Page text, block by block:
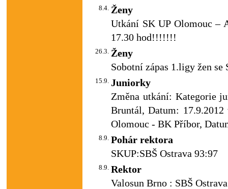
8.4. Ženy
Utkání SK UP Olomouc –
17.30 hod!!!!!!!
26.3. Ženy
Sobotní zápas 1.ligy žen
15.9. Juniorky
Změna utkání: Kategorie
Bruntál, Datum:
Olomouc - BK Příbor,
8.9. Pohár rektora
SKUP:SBŠ Ostrava 93:97
8.9. Rektor
Valosun Brno : SBŠ